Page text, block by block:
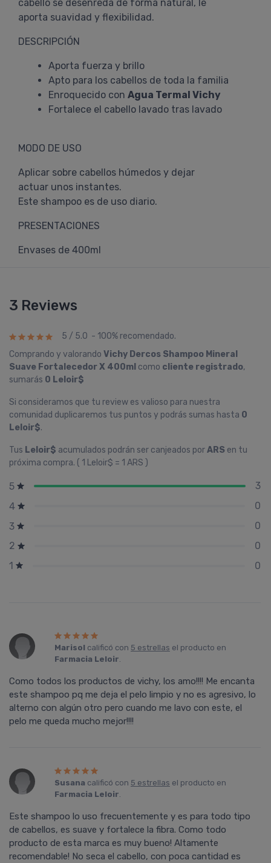
cabello se desenreda de forma natural, le
aporta suavidad y flexibilidad.
DESCRIPCIÓN
Aporta fuerza y brillo
Apto para los cabellos de toda la familia
Enroquecido con Agua Termal Vichy
Fortalece el cabello lavado tras lavado
MODO DE USO
Aplicar sobre cabellos húmedos y dejar
actuar unos instantes.
Este shampoo es de uso diario.
PRESENTACIONES
Envases de 400ml
3 Reviews
5 / 5.0 - 100% recomendado.
Comprando y valorando Vichy Dercos Shampoo Mineral
Suave Fortalecedor X 400ml como cliente registrado,
sumarás 0 Leloir$
Si consideramos que tu review es valioso para nuestra
comunidad duplicaremos tus puntos y podrás sumas hasta 0
Leloir$.
Tus Leloir$ acumulados podrán ser canjeados porARS en tu
próxima compra. ( 1 Leloir$ = 1 ARS )
5
3
4
0
3
0
2
0
1
0
Marisol calificó con 5 estrellas el producto en
Farmacia Leloir.
Como todos los productos de vichy, los amo!!!! Me encanta
este shampoo pq me deja el pelo limpio y no es agresivo, lo
alterno con algún otro pero cuando me lavo con este, el
pelo me queda mucho mejor!!!!
Susana calificó con 5 estrellas el producto en
Farmacia Leloir.
Este shampoo lo uso frecuentemente y es para todo tipo
de cabellos, es suave y fortalece la fibra. Como todo
producto de esta marca es muy bueno! Altamente
recomendable! No seca el cabello, con poca cantidad es